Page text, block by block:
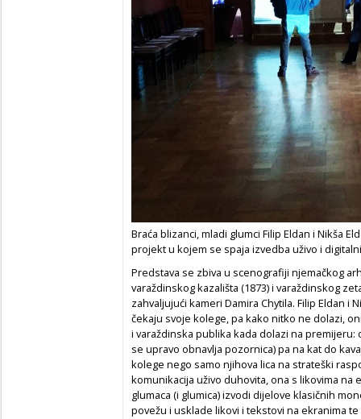
Braća blizanci, mladi glumci Filip Eldan i Nikša
projekt u kojem se spaja izvedba uživo i
Predstava se zbiva u scenografiji njemačkog
varaždinskog kazališta (1873) i varaždinskog
zahvaljujući kameri Damira Chytila. Filip Eldan i
čekaju svoje kolege, pa kako nitko ne dolazi,
i varaždinska publika kada dolazi na
se upravo obnavlja pozornica) pa na kat do
kolege nego samo njihova lica na strateški
komunikacija uživo duhovita, ona s likovima na
glumaca (i glumica) izvodi dijelove klasičnih
povežu i usklade likovi i tekstovi na ekranima